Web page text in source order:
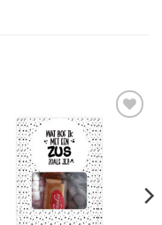
Wishlist